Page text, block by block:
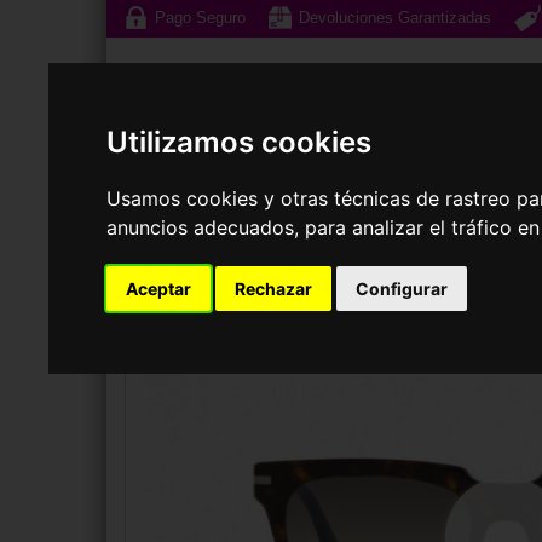
Utilizamos cookies
Usamos cookies y otras técnicas de rastreo
anuncios adecuados, para analizar el tráfico
Aceptar Rechazar Configurar
Pago Seguro Devoluciones Garantizadas
Gafas de Sol
GAFAS DE SOL